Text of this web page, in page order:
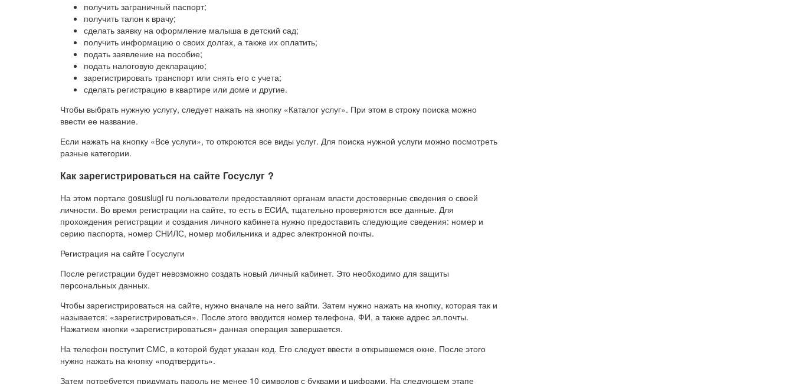
получить заграничный паспорт;
получить талон к врачу;
сделать заявку на оформление малыша в детский сад;
получить информацию о своих долгах, а также их оплатить;
подать заявление на пособие;
подать налоговую декларацию;
зарегистрировать транспорт или снять его с учета;
сделать регистрацию в квартире или доме и другие.
Чтобы выбрать нужную услугу, следует нажать на кнопку «Каталог услуг». При этом в строку поиска можно
ввести ее название.
Если нажать на кнопку «Все услуги», то откроются все виды услуг. Для поиска нужной услуги можно посмотреть
разные категории.
Как зарегистрироваться на сайте Госуслуг ?
На этом портале gosuslugi ru пользователи предоставляют органам власти достоверные сведения о своей
личности. Во время регистрации на сайте, то есть в ЕСИА, тщательно проверяются все данные. Для
прохождения регистрации и создания личного кабинета нужно предоставить следующие сведения: номер и
серию паспорта, номер СНИЛС, номер мобильника и адрес электронной почты.
Регистрация на сайте Госуслуги
После регистрации будет невозможно создать новый личный кабинет. Это необходимо для защиты
персональных данных.
Чтобы зарегистрироваться на сайте, нужно вначале на него зайти. Затем нужно нажать на кнопку, которая так и
называется: «зарегистрироваться». После этого вводится номер телефона, ФИ, а также адрес эл.почты.
Нажатием кнопки «зарегистрироваться» данная операция завершается.
На телефон поступит СМС, в которой будет указан код. Его следует ввести в открывшемся окне. После этого
нужно нажать на кнопку «подтвердить».
Затем потребуется придумать пароль не менее 10 символов с буквами и цифрами. На следующем этапе